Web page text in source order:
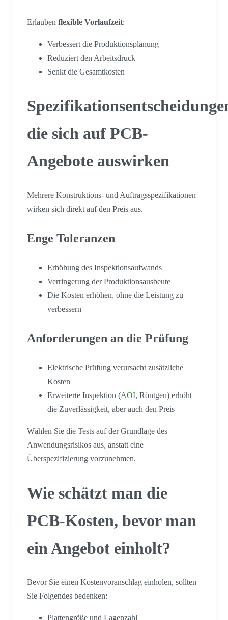
Erlauben flexible Vorlaufzeit:
Verbessert die Produktionsplanung
Reduziert den Arbeitsdruck
Senkt die Gesamtkosten
die sich auf PCB-
Angebote auswirken
Mehrere Konstruktions- und Auftragsspezifikationen
wirken sich direkt auf den Preis aus.
Enge Toleranzen
Erhöhung des Inspektionsaufwands
Verringerung der Produktionsausbeute
Die Kosten erhöhen, ohne die Leistung zu
verbessern
Anforderungen an die Prüfung
Elektrische Prüfung verursacht zusätzliche
Kosten
Erweiterte Inspektion (AOI, Röntgen) erhöht
die Zuverlässigkeit, aber auch den Preis
Wählen Sie die Tests auf der Grundlage des
Anwendungsrisikos aus, anstatt eine
Überspezifizierung vorzunehmen.
Wie schätzt man die
PCB-Kosten, bevor man
ein Angebot einholt?
Bevor Sie einen Kostenvoranschlag einholen, sollten
Sie Folgendes bedenken:
Plattengröße und Lagenzahl